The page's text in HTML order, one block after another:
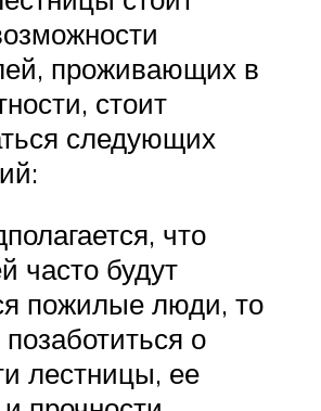
проживающих в
стоит
следующих
что
часто будут
пожилые люди, то
о
лестницы, ее